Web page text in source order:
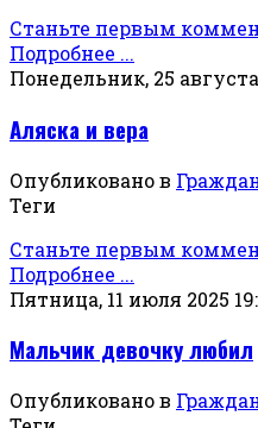
Станьте первым
Подробнее ...
Понедельник, 25 августа
Аляска и вера
Опубликовано в
Теги
Станьте первым
Подробнее ...
Пятница, 11 июля 2025
Мальчик девочку любил
Опубликовано в